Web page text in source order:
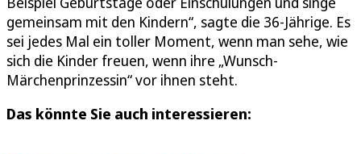
gemeinsam mit den Kindern“, sagte die 36-Jährige. Es
sei jedes Mal ein toller Moment, wenn man sehe, wie
sich die Kinder freuen, wenn ihre „Wunsch-
Märchenprinzessin“ vor ihnen steht.
Das könnte Sie auch interessieren: